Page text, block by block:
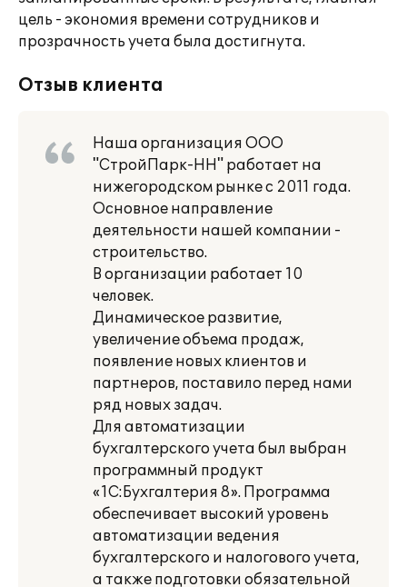
цель - экономия времени сотрудников и
прозрачность учета была достигнута.
Отзыв клиента
Наша организация ООО
"СтройПарк-НН" работает на
нижегородском рынке с 2011 года.
Основное направление
деятельности нашей компании -
строительство.
В организации работает 10
человек.
Динамическое развитие,
увеличение объема продаж,
появление новых клиентов и
партнеров, поставило перед нами
ряд новых задач.
Для автоматизации
бухгалтерского учета был выбран
программный продукт
«1С:Бухгалтерия 8». Программа
обеспечивает высокий уровень
автоматизации ведения
бухгалтерского и налогового учета,
а также подготовки обязательной